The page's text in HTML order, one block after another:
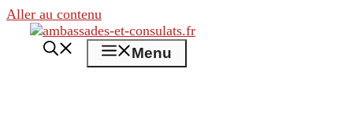
Aller au contenu
Menu